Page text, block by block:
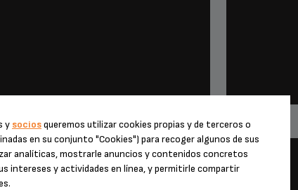
y sociosqueremos utilizar cookies propias y de terceros o
en su conjunto "Cookies") para recoger algunos de sus
analíticas, mostrarle anuncios y contenidos concretos
intereses y actividades en línea, y permitirle compartir